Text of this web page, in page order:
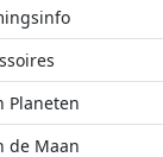
Planeten
de Maan